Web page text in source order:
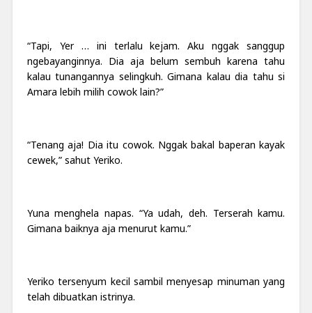
“Tapi, Yer … ini terlalu kejam. Aku nggak sanggup
ngebayanginnya. Dia aja belum sembuh karena tahu
kalau tunangannya selingkuh. Gimana kalau dia tahu si
Amara lebih milih cowok lain?”
“Tenang aja! Dia itu cowok. Nggak bakal baperan kayak
cewek,” sahut Yeriko.
Yuna menghela napas. “Ya udah, deh. Terserah kamu.
Gimana baiknya aja menurut kamu.”
Yeriko tersenyum kecil sambil menyesap minuman yang
telah dibuatkan istrinya.